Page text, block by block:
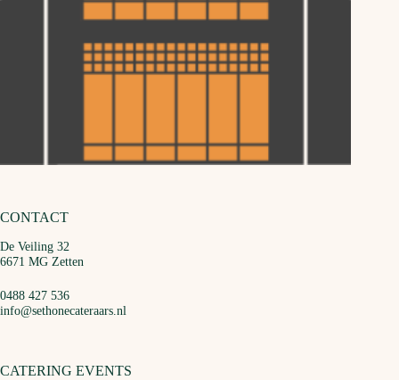
CONTACT
De Veiling 32
6671 MG Zetten
0488 427 536
info@sethonecateraars.nl
CATERING EVENTS